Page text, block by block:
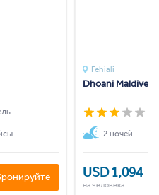
Fehiali
Dhoani Maldives
2 ночей
USD 1,094
на человека